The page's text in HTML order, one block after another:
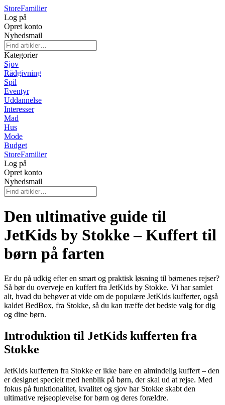
StoreFamilier
Log på
Opret konto
Nyhedsmail
Kategorier
Sjov
Rådgivning
Spil
Eventyr
Uddannelse
Interesser
Mad
Hus
Mode
Budget
StoreFamilier
Log på
Opret konto
Nyhedsmail
Den ultimative guide til
JetKids by Stokke – Kuffert til
børn på farten
Er du på udkig efter en smart og praktisk løsning til børnenes rejser?
Så bør du overveje en kuffert fra JetKids by Stokke. Vi har samlet
alt, hvad du behøver at vide om de populære JetKids kufferter, også
kaldet BedBox, fra Stokke, så du kan træffe det bedste valg for dig
og dine børn.
Introduktion til JetKids kufferten fra
Stokke
JetKids kufferten fra Stokke er ikke bare en almindelig kuffert – den
er designet specielt med henblik på børn, der skal ud at rejse. Med
fokus på funktionalitet, kvalitet og sjov har Stokke skabt den
ultimative rejseoplevelse for børn og deres forældre.